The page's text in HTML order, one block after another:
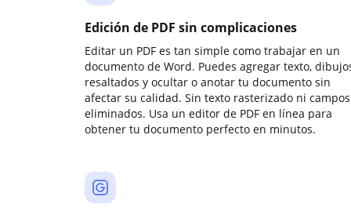
Edición de PDF sin complicaciones
Editar un PDF es tan simple como trabajar en un
documento de Word. Puedes agregar texto,
resaltados y ocultar o anotar tu documento sin
afectar su calidad. Sin texto rasterizado ni campos
eliminados. Usa un editor de PDF en línea para
obtener tu documento perfecto en minutos.